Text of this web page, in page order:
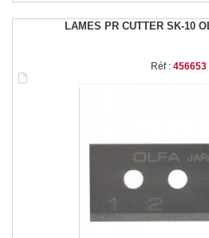
LAMES PR CUTTER SK-10
Réf : 456653